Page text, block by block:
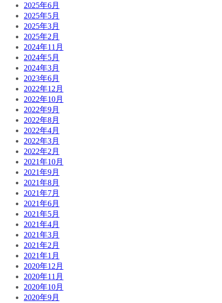
2025年6月
2025年5月
2025年3月
2025年2月
2024年11月
2024年5月
2024年3月
2023年6月
2022年12月
2022年10月
2022年9月
2022年8月
2022年4月
2022年3月
2022年2月
2021年10月
2021年9月
2021年8月
2021年7月
2021年6月
2021年5月
2021年4月
2021年3月
2021年2月
2021年1月
2020年12月
2020年11月
2020年10月
2020年9月